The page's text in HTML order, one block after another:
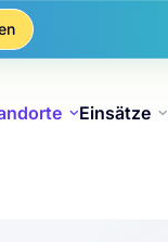
Einsätze